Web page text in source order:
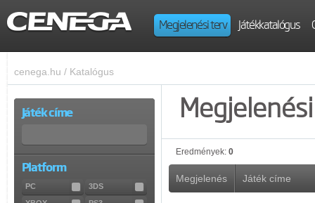
Megjelenési terv Játékkatalógus
cenega.hu / Katalógus
Játék címe
Platform
PC
3DS
Eredmények: 0
Megjelenés Játék címe